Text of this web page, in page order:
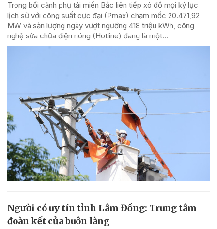
Trong bối cảnh phụ tải miền Bắc liên tiếp xô đổ mọi kỷ lục
lịch sử với công suất cực đại (Pmax) chạm mốc 20.471,92
MW và sản lượng ngày vượt ngưỡng 418 triệu kWh, công
nghệ sửa chữa điện nóng (Hotline) đang là một...
Người có uy tín tỉnh Lâm Đồng: Trung tâm
đoàn kết của buôn làng